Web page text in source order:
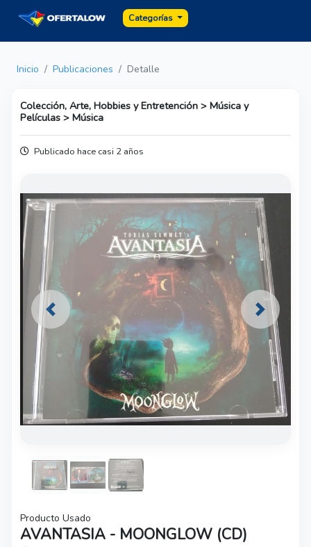
Categorías
Inicio Publicaciones Detalle
Colección, Arte, Hobbies y Entretención > Música y
Películas > Música
Publicado hace casi 2 años
Previous Next
Producto Usado
AVANTASIA - MOONGLOW (CD)